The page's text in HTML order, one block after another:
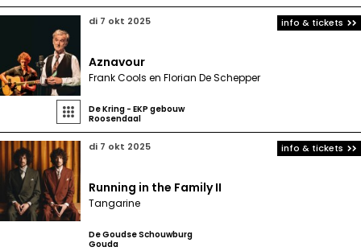

di 7 okt 2025
Aznavour
Frank Cools en Florian De Schepper
De Kring - EKP gebouw
Roosendaal
info & tickets
di 7 okt 2025
Running in the Family II
Tangarine
De Goudse Schouwburg
Gouda
info & tickets